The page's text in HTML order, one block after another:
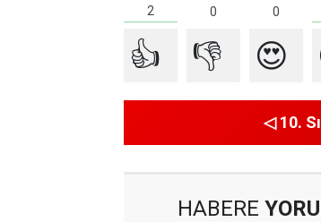
2 0 0
👍 👎 😍
◁ 10.
HABERE